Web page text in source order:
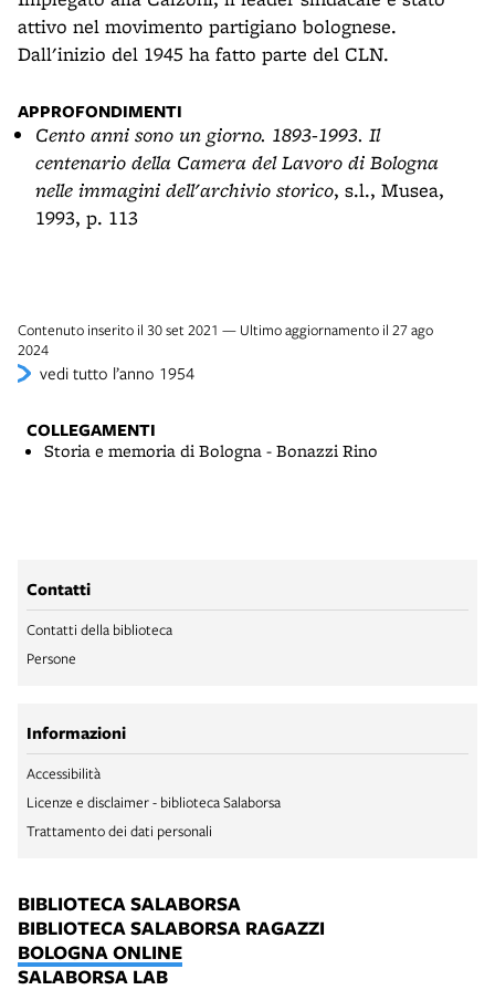
attivo nel movimento partigiano bolognese.
Dall'inizio del 1945 ha fatto parte del CLN.
APPROFONDIMENTI
Cento anni sono un giorno. 1893-1993. Il
centenario della Camera del Lavoro di Bologna
nelle immagini dell'archivio storico, s.l., Musea,
1993, p. 113
Contenuto inserito il 30 set 2021 — Ultimo aggiornamento il 27 ago
2024
vedi tutto l’anno 1954
COLLEGAMENTI
Storia e memoria di Bologna - Bonazzi Rino
Contatti
Contatti della biblioteca
Persone
Informazioni
Accessibilità
Licenze e disclaimer - biblioteca Salaborsa
Trattamento dei dati personali
BIBLIOTECA SALABORSA
BIBLIOTECA SALABORSA RAGAZZI
BOLOGNA ONLINE
SALABORSA LAB